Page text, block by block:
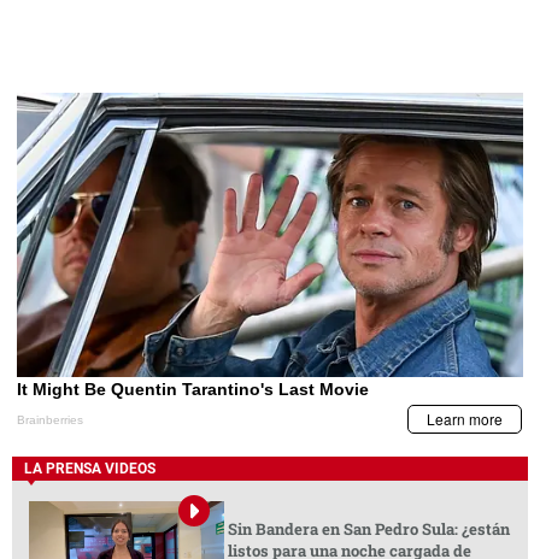
LA PRENSA VIDEOS
Sin Bandera en San Pedro Sula: ¿están
listos para una noche cargada de